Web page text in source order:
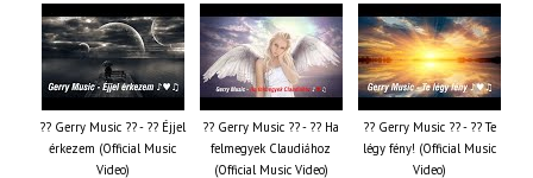
?? Gerry Music ?? - ?? Éjjel
érkezem (Official Music
Video)
?? Gerry Music ?? - ?? Ha
felmegyek Claudiához
(Official Music Video)
?? Gerry Music ?? - ?? Te
légy fény! (Official Music
Video)